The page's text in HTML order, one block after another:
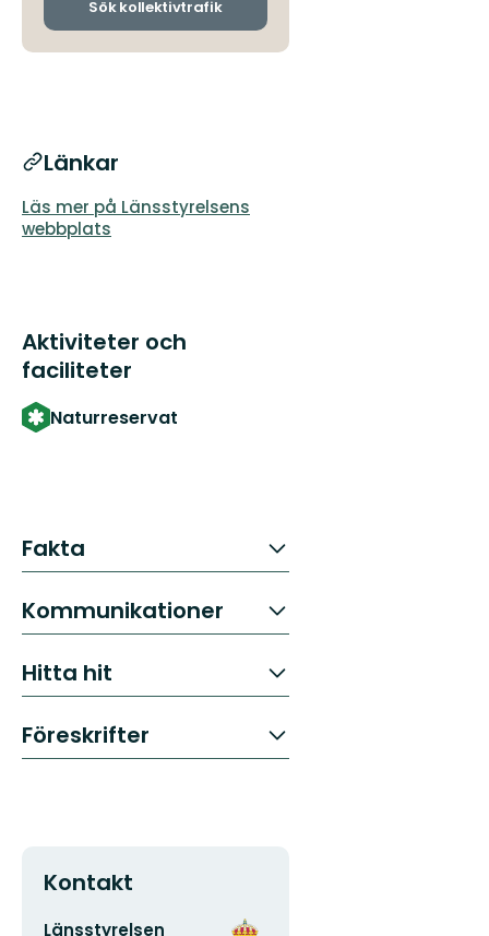
Sök kollektivtrafik
Länkar
Läs mer på Länsstyrelsens
webbplats
Aktiviteter och
faciliteter
Naturreservat
Fakta
Kommunikationer
Hitta hit
Föreskrifter
Kontakt
E-
Länsstyrelsen Organisationens